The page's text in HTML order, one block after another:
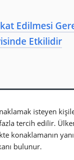
Edilmesi
Etkilidir
isteyen
tercih edilir.
konaklamanın
bulunur.